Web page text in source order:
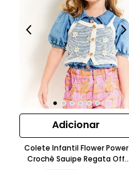
Adicionar
Colete Infantil Flower Power
Crochê Sauipe Regata Off